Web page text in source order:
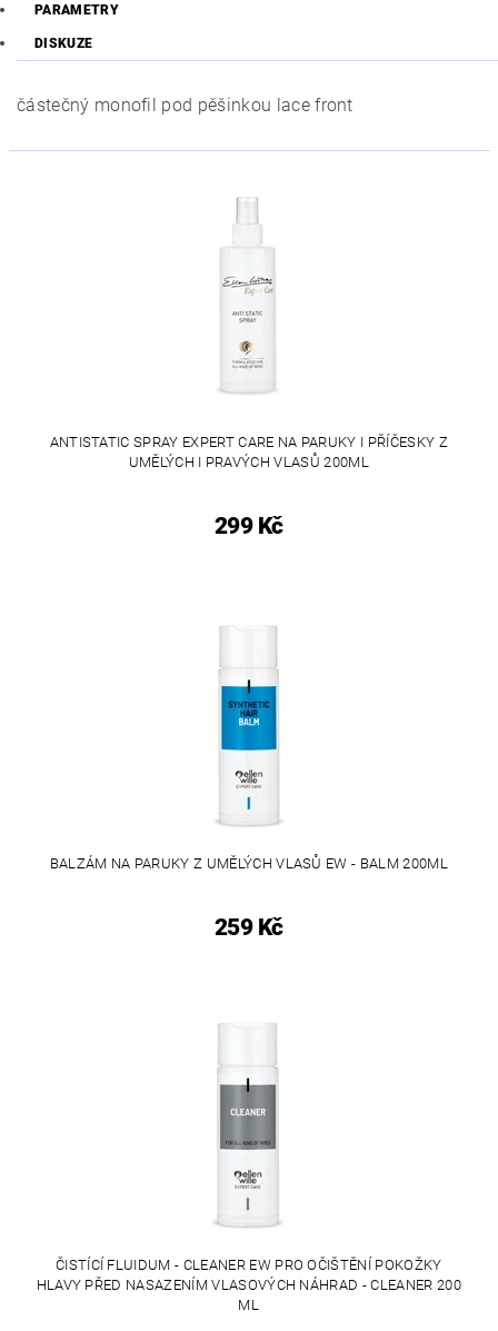
PARAMETRY
DISKUZE
částečný monofil pod pěšinkou lace front
ANTISTATIC SPRAY EXPERT CARE NA PARUKY I PŘÍČESKY Z
UMĚLÝCH I PRAVÝCH VLASŮ 200ML
299 Kč
BALZÁM NA PARUKY Z UMĚLÝCH VLASŮ EW - BALM 200ML
259 Kč
ČISTÍCÍ FLUIDUM - CLEANER EW PRO OČIŠTĚNÍ POKOŽKY
HLAVY PŘED NASAZENÍM VLASOVÝCH NÁHRAD - CLEANER 200
ML